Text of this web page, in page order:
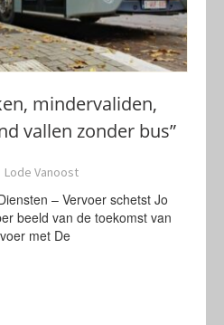
mindervaliden,
vallen zonder bus”
Lode Vanoost
– Vervoer schetst Jo
beeld van de toekomst van
met De